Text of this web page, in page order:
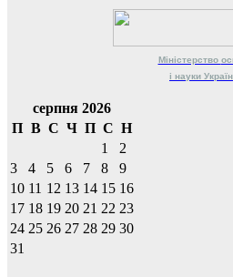
Міністерство
і науки
серпня 2026
П В С Ч П С Н
1
2
3
4 5 6 7 8
9
10 11 12 13 14 15 16
17 18 19 20 21 22 23
24 25 26 27 28 29 30
31